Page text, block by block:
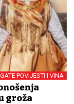
POVIJESTI I VINA